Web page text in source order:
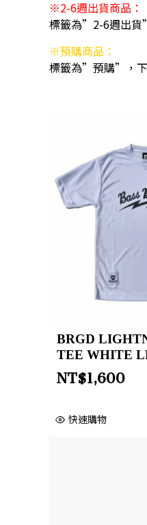
※2-6週出貨商品：
標籤為”2-6週出貨
※預購商品：
標籤為”預購”，下
BRGD
TEE WHITE
NT$1,600
快速購物